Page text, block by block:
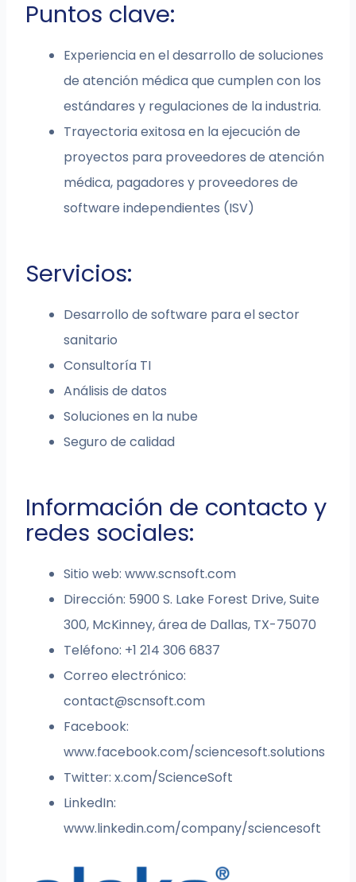
Puntos clave:
Experiencia en el desarrollo de soluciones
de atención médica que cumplen con los
estándares y regulaciones de la industria.
Trayectoria exitosa en la ejecución de
proyectos para proveedores de atención
médica, pagadores y proveedores de
software independientes (ISV)
Servicios:
Desarrollo de software para el sector
sanitario
Consultoría TI
Análisis de datos
Soluciones en la nube
Seguro de calidad
Información de contacto y
redes sociales:
Sitio web: www.scnsoft.com
Dirección: 5900 S. Lake Forest Drive, Suite
300, McKinney, área de Dallas, TX-75070
Teléfono: +1 214 306 6837
Correo electrónico:
contact@scnsoft.com
Facebook:
www.facebook.com/sciencesoft.solutions
Twitter: x.com/ScienceSoft
LinkedIn:
www.linkedin.com/company/sciencesoft